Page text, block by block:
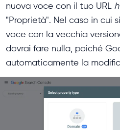
nuova voce con il tuo URL
"Proprietà". Nel caso in cui
voce con la vecchia
dovrai fare nulla, poiché
automaticamente la